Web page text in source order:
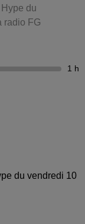
du
radio FG
1 h
du vendredi 10